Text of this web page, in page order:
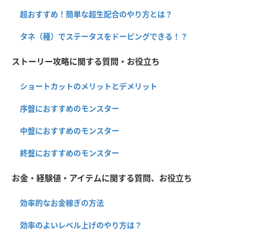
超おすすめ！簡単な超生配合のやり方とは？
タネ（種）でステータスをドーピングできる！？
ストーリー攻略に関する質問・お役立ち
ショートカットのメリットとデメリット
序盤におすすめのモンスター
中盤におすすめのモンスター
終盤におすすめのモンスター
お金・経験値・アイテムに関する質問、お役立ち
効率的なお金稼ぎの方法
効率のよいレベル上げのやり方は？